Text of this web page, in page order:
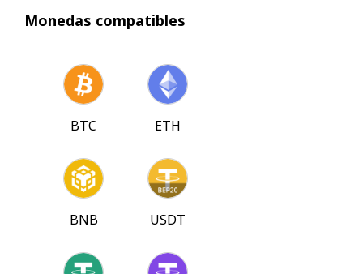
Monedas compatibles
BTC ETH
BNB USDT